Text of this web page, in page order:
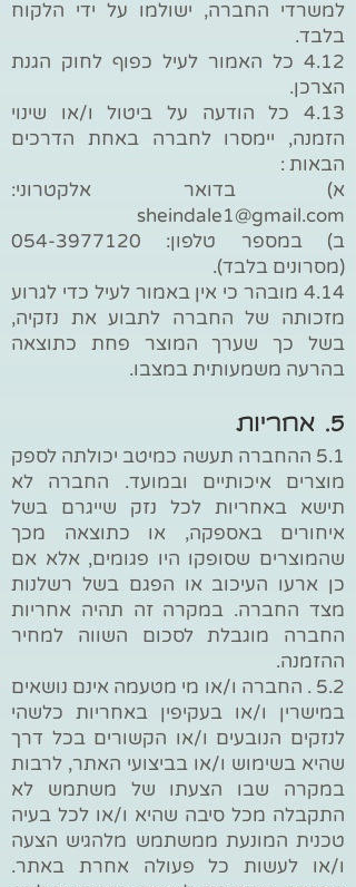
למשרדי החברה, ישולמו על ידי הלקוח
בלבד.
4.12 כל האמור לעיל כפוף לחוק הגנת
הצרכן.
4.13 כל הודעה על ביטול ו/או שינוי
הזמנה, יימסרו לחברה באחת הדרכים
הבאות :
א) בדואר אלקטרוני:
sheindale1@gmail.com
ב) במספר טלפון: 054-3977120
(מסרונים בלבד).
4.14 מובהר כי אין באמור לעיל כדי לגרוע
מזכותה של החברה לתבוע את נזקיה,
בשל כך שערך המוצר פחת כתוצאה
בהרעה משמעותית במצבו.
5. אחריות
5.1 ההחברה תעשה כמיטב יכולתה לספק
מוצרים איכותיים ובמועד. החברה לא
תישא באחריות לכל נזק שייגרם בשל
איחורים באספקה, או כתוצאה מכך
שהמוצרים שסופקו היו פגומים, אלא אם
כן ארעו העיכוב או הפגם בשל רשלנות
מצד החברה. במקרה זה תהיה אחריות
החברה מוגבלת לסכום השווה למחיר
ההזמנה.
5.2 . החברה ו/או מי מטעמה אינם נושאים
במישרין ו/או בעקיפין באחריות כלשהי
לנזקים הנובעים ו/או הקשורים בכל דרך
שהיא בשימוש ו/או בביצועי האתר, לרבות
במקרה שבו הצעתו של משתמש לא
התקבלה מכל סיבה שהיא ו/או לכל בעיה
טכנית המונעת ממשתמש מלהגיש הצעה
ו/או לעשות כל פעולה אחרת באתר.